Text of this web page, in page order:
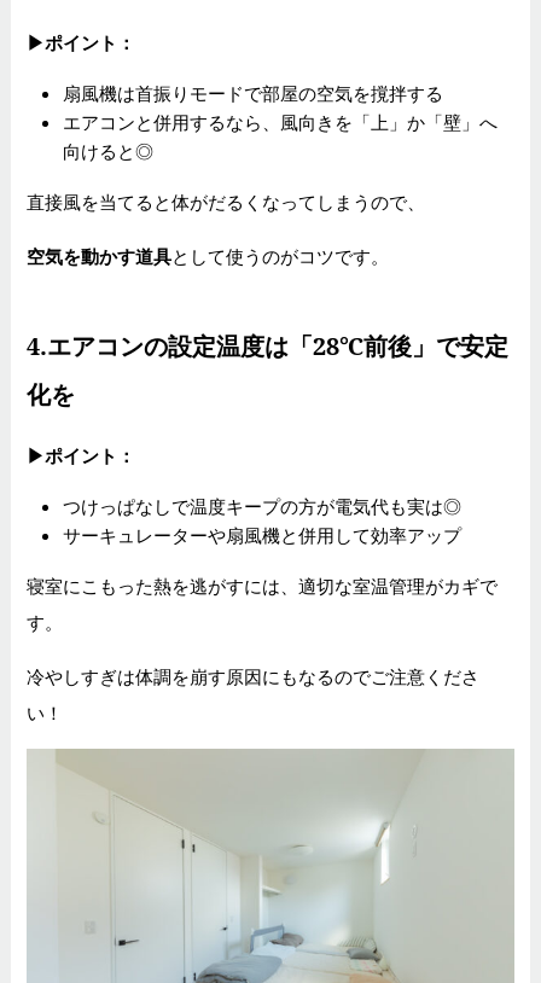
▶ポイント：
扇風機は首振りモードで部屋の空気を撹拌する
エアコンと併用するなら、風向きを「上」か「壁」へ
向けると◎
直接風を当てると体がだるくなってしまうので、
空気を動かす道具として使うのがコツです。
4.エアコンの設定温度は「28℃前後」で安定
化を
▶ポイント：
つけっぱなしで温度キープの方が電気代も実は◎
サーキュレーターや扇風機と併用して効率アップ
寝室にこもった熱を逃がすには、適切な室温管理がカギで
す。
冷やしすぎは体調を崩す原因にもなるのでご注意くださ
い！